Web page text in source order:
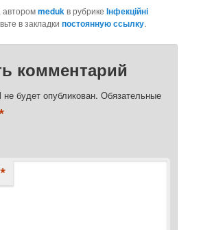
авторомmedukв рубрикеІнфекційні
в закладкипостоянную ссылку.
комментарий
будет опубликован. Обязательные
*